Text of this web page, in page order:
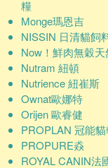
糧
Monge瑪恩吉
NISSIN 日清貓飼
Now！鮮肉無穀
Nutram 紐頓
Nutrience 紐崔斯
Ownat歐娜特
Orijen 歐睿健
PROPLAN 冠能
PROPURE猋
ROYAL CANIN法